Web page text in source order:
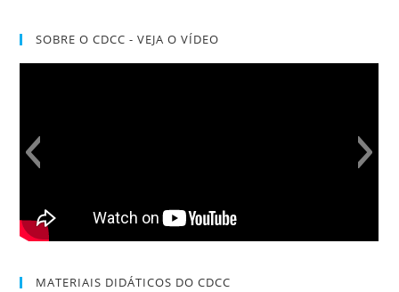
SOBRE O CDCC - VEJA O VÍDEO
MATERIAIS DIDÁTICOS DO CDCC